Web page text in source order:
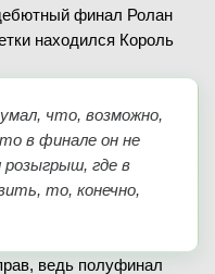
финал Ролан
находился Король
что, возможно,
в финале он не
где в
то, конечно,
ведь полуфинал